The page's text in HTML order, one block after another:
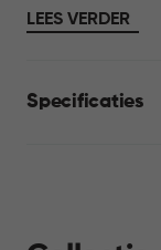
voorraad of
zie je in één oogopslag wat erin
stapelbare
LEES VERDER
Specificaties